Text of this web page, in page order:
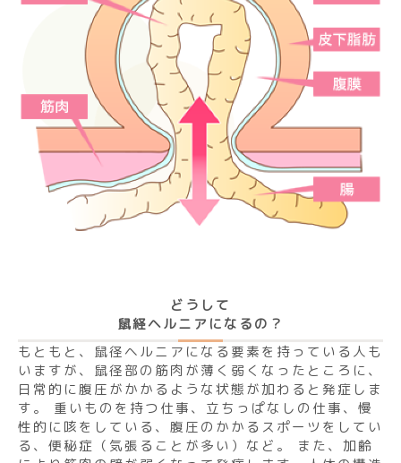
どうして
鼠経ヘルニアになるの？
もともと、鼠径ヘルニアになる要素を持っている人も
いますが、鼠径部の筋肉が薄く弱くなったところに、
日常的に腹圧がかかるような状態が加わると発症しま
す。 重いものを持つ仕事、立ちっぱなしの仕事、慢
性的に咳をしている、腹圧のかかるスポーツをしてい
る、便秘症（気張ることが多い）など。 また、加齢